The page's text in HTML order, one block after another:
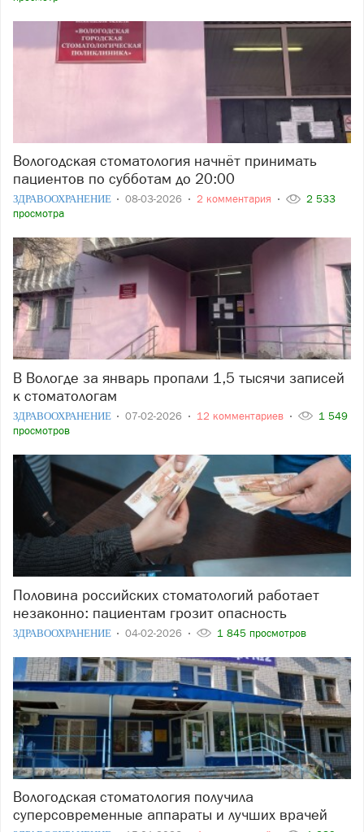
Вологодская стоматология начнёт принимать
пациентов по субботам до 20:00
ЗДРАВООХРАНЕНИЕ 08-03-2026 2 комментария
2 533
просмотра
В Вологде за январь пропали 1,5 тысячи записей
к стоматологам
ЗДРАВООХРАНЕНИЕ 07-02-2026 12 комментариев
1 549
просмотров
Половина российских стоматологий работает
незаконно: пациентам грозит опасность
ЗДРАВООХРАНЕНИЕ 04-02-2026 1 845 просмотров
Вологодская стоматология получила
суперсовременные аппараты и лучших врачей